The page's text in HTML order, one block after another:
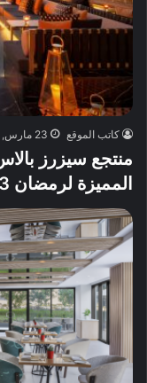
كاتب الموقع 23 مارس, 2023
منتجع سيزرز
المميزة لرمضان 2023